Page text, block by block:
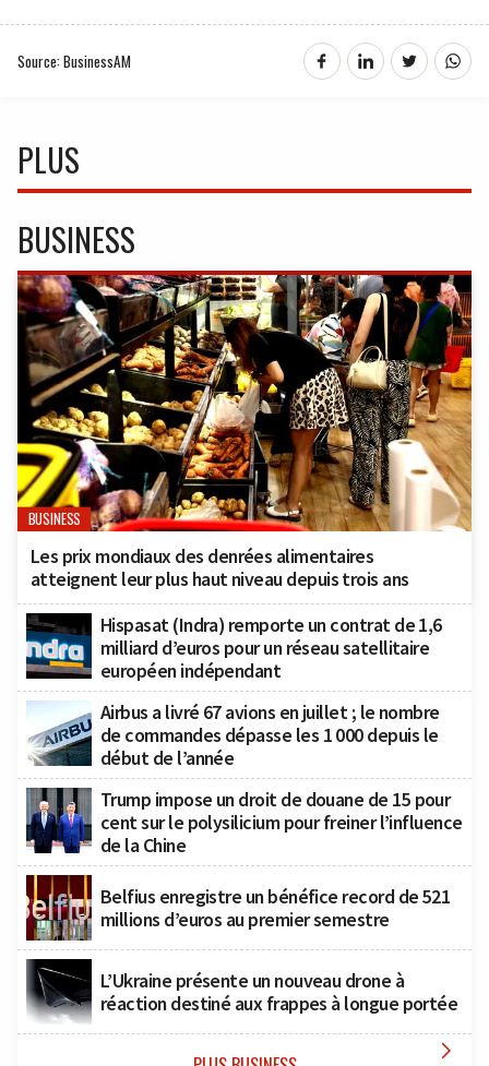
Source: BusinessAM
PLUS
BUSINESS
BUSINESS
Les prix mondiaux des denrées alimentaires
atteignent leur plus haut niveau depuis trois ans
Hispasat (Indra) remporte un contrat de 1,6
milliard d’euros pour un réseau satellitaire
européen indépendant
Airbus a livré 67 avions en juillet ; le nombre
de commandes dépasse les 1 000 depuis le
début de l’année
Trump impose un droit de douane de 15 pour
cent sur le polysilicium pour freiner l’influence
de la Chine
Belfius enregistre un bénéfice record de 521
millions d’euros au premier semestre
L’Ukraine présente un nouveau drone à
réaction destiné aux frappes à longue portée
